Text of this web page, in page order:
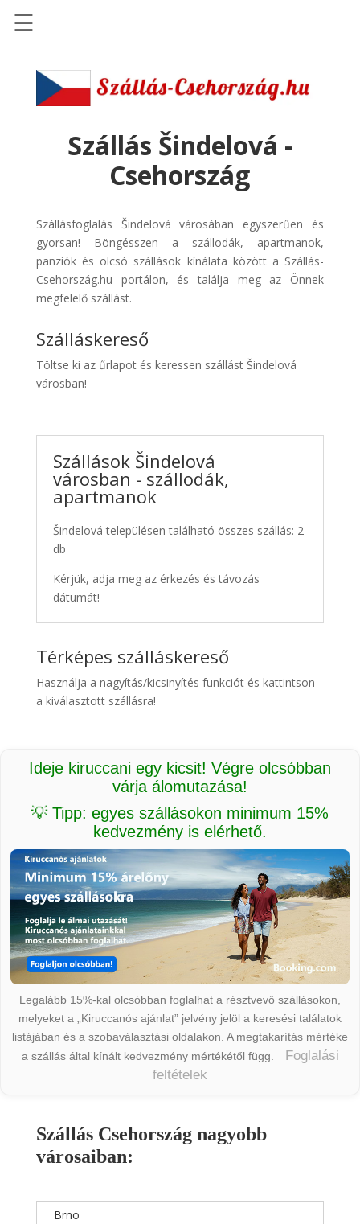
Szállások
Szállásinfo.eu
pénzvisszatérítéssel
Discover
Cars
Transzfer
Kiwi
Taxi
☰
Szállás Šindelová -
Csehország
Szállásfoglalás Šindelová városában egyszerűen és
gyorsan! Böngésszen a szállodák, apartmanok,
panziók és olcsó szállások kínálata között a Szállás-
Csehország.hu portálon, és találja meg az Önnek
megfelelő szállást.
Szálláskereső
Töltse ki az űrlapot és keressen szállást Šindelová
városban!
Szállások Šindelová
városban - szállodák,
apartmanok
Šindelová településen található összes szállás: 2
db
Kérjük, adja meg az érkezés és távozás
dátumát!
Térképes szálláskereső
Használja a nagyítás/kicsinyítés funkciót és kattintson
a kiválasztott szállásra!
Ideje kiruccani egy kicsit! Végre olcsóbban
várja álomutazása!
💡 Tipp: egyes szállásokon minimum 15%
kedvezmény is elérhető.
Legalább 15%-kal olcsóbban foglalhat a résztvevő szállásokon,
melyeket a „Kiruccanós ajánlat” jelvény jelöl a keresési találatok
listájában és a szobaválasztási oldalakon. A megtakarítás mértéke
a szállás által kínált kedvezmény mértékétől függ.
Foglalási
feltételek
Szállás Csehország nagyobb
városaiban:
Brno